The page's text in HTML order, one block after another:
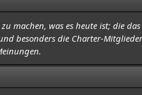
machen, was es heute ist; die
besonders die Charter-